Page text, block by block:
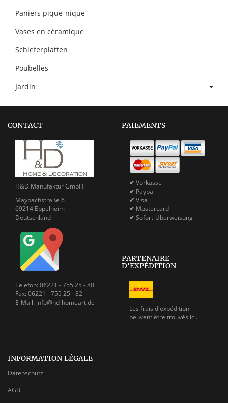
Paniers pique-nique
Vases en céramique
Schieferplatten
Poubelles
Jardin
CONTACT
H&D Manufaktur GmbH
Maybachstraße 6
69214 Eppelheim
Deutschland
Telefon: 06221 - 755 25 - 80
Fax: 06221 - 755 25 - 82
E-Mail: info@hd-homeart.de
PAIEMENTS
✔ Vorkasse
✔ Paypal
✔ Visa
✔ Mastercard
✔ Sofort-Überweisung
PARTENAIRE
D'EXPÉDITION
Les frais d'expédition
peuvent être trouvés ici.
INFORMATION LÉGALE
Datenschutz
AGB